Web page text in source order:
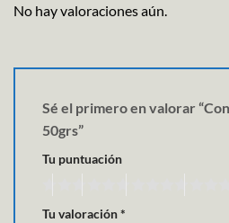
No hay valoraciones aún.
Sé el primero en valorar
50grs”
Tu puntuación
Tu valoración*